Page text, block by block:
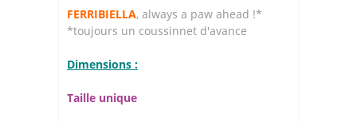
FERRIBIELLA, always a paw ahead !*
*toujours un coussinnet d'avance
Dimensions :
Taille unique